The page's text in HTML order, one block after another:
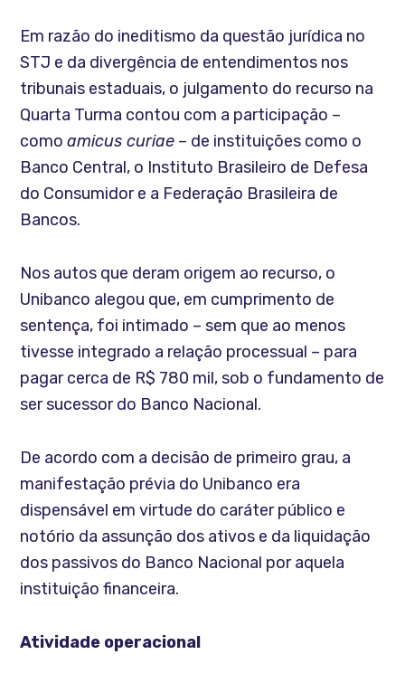
Em razão do ineditismo da questão jurídica no
STJ e da divergência de entendimentos nos
tribunais estaduais, o julgamento do recurso na
Quarta Turma contou com a participação –
comoamicus curiae – de instituições como o
Banco Central, o Instituto Brasileiro de Defesa
do Consumidor e a Federação Brasileira de
Bancos.
Nos autos que deram origem ao recurso, o
Unibanco alegou que, em cumprimento de
sentença, foi intimado – sem que ao menos
tivesse integrado a relação processual – para
pagar cerca de R$ 780 mil, sob o fundamento de
ser sucessor do Banco Nacional.
De acordo com a decisão de primeiro grau, a
manifestação prévia do Unibanco era
dispensável em virtude do caráter público e
notório da assunção dos ativos e da liquidação
dos passivos do Banco Nacional por aquela
instituição financeira.
Atividade operacional